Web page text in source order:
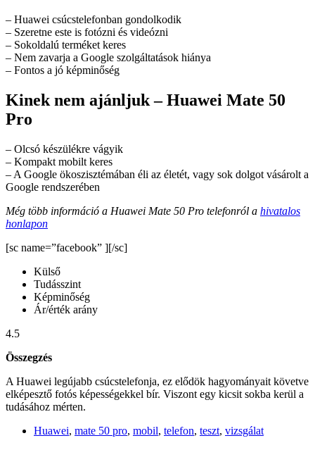
– Huawei csúcstelefonban gondolkodik
– Szeretne este is fotózni és videózni
– Sokoldalú terméket keres
– Nem zavarja a Google szolgáltatások hiánya
– Fontos a jó képminőség
Kinek nem ajánljuk– Huawei Mate 50
Pro
– Olcsó készülékre vágyik
– Kompakt mobilt keres
– A Google ökoszisztémában éli az életét, vagy sok dolgot vásárolt a
Google rendszerében
Még több információ a Huawei Mate 50 Pro telefonról a hivatalos
honlapon
[sc name=”facebook” ][/sc]
Külső
Tudásszint
Képminőség
Ár/érték arány
4.5
Összegzés
A Huawei legújabb csúcstelefonja, ez elődök hagyományait követve
elképesztő fotós képességekkel bír. Viszont egy kicsit sokba kerül a
tudásához mérten.
Huawei, mate 50 pro, mobil, telefon, teszt, vizsgálat